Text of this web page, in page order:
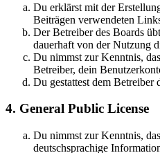
Du erklärst mit der
Beiträgen verwendeten
Der Betreiber des Boards
dauerhaft von der Nutzung
Du nimmst zur Kenntnis,
Betreiber, dein
Du gestattest dem Betreiber
4. General Public License
Du nimmst zur Kenntnis,
deutschsprachige